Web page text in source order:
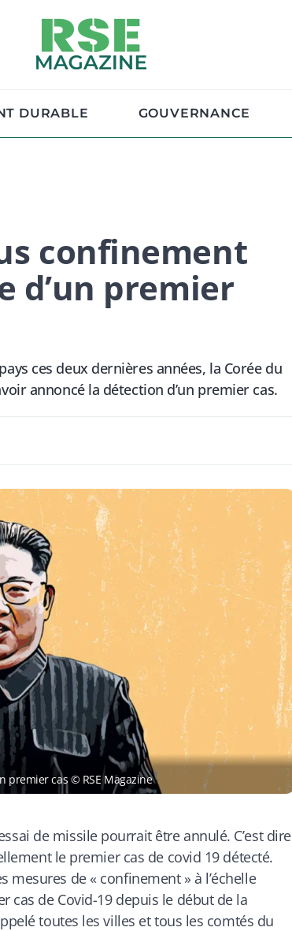
DURABLE GOUVERNANCE
confinement
d’un premier
ces deux dernières années, la Corée du
annoncé la détection d’un premier cas.
premier cas © RSE Magazine
de missile pourrait être annulé. C’est dire
le premier cas de covid 19 détecté.
mesures de « confinement » à l’échelle
cas de Covid-19 depuis le début de la
toutes les villes et tous les comtés du